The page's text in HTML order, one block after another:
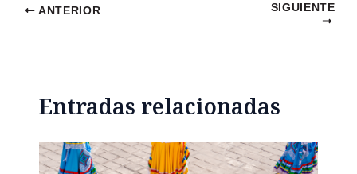
ANTERIOR SIGUIENTE
Entradas relacionadas